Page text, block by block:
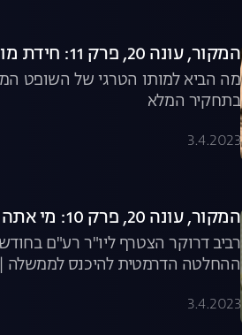
המקור, עונה 20, פרק 11: חידת מותו של השופט
מה הביא למותו הטרגי של השופט
בתחקיר המלא
3.4.2023
המקור, עונה 20, פרק 10: מי אתה מנסור עבאס?
רביב דרוקר הצטרף ליו"ר רע"ם
ההחלטה הדרמטית להיכנס לממשלה
3.4.2023